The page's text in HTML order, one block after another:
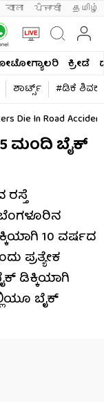
বাংলা ਪੰਜਾਬੀ தமிழ்
ಕ್ರೀಡೆ
ಶಾರ್ಟ್ಸ್​
#ಡಿಕೆ
Die In Road
ಮಂದಿ ಬೈಕ್​
10 ವರ್ಷದ
ಪ್ರತ್ಯೇಕ
ಡಿಕ್ಕಿಯಾಗಿ
ಬೈಕ್